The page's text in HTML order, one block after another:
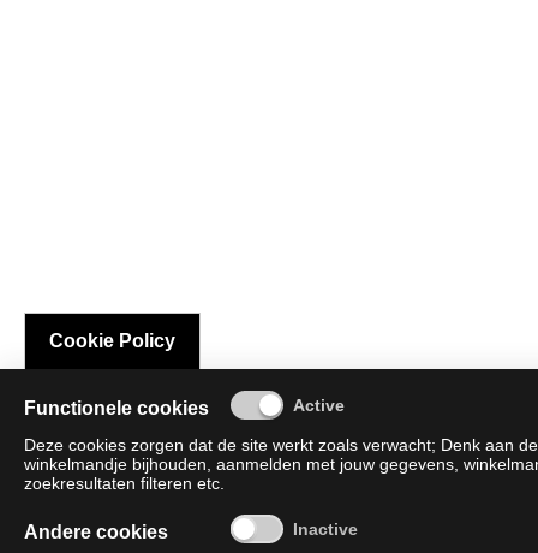
Cookie Policy
Functionele cookies
Deze cookies zorgen dat de site werkt zoals verwacht; Denk aan
winkelmandje bijhouden, aanmelden met jouw gegevens,
zoekresultaten filteren etc.
Andere cookies